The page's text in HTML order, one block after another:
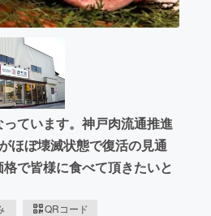
ています。神戸肉流通推進
ほぼ壊滅状態で復活の見通
で皆様に食べて頂きたいと
QRコード